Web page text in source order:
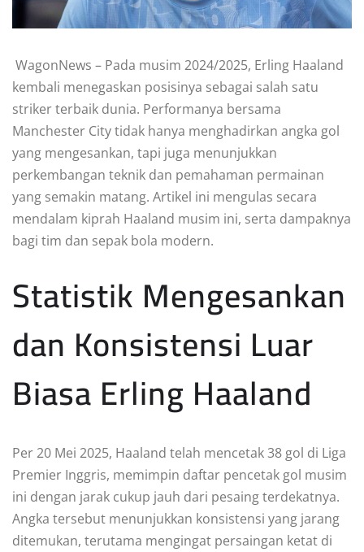
WagonNews – Pada musim 2024/2025, Erling Haaland
kembali menegaskan posisinya sebagai salah satu
striker terbaik dunia. Performanya bersama
Manchester City tidak hanya menghadirkan angka gol
yang mengesankan, tapi juga menunjukkan
perkembangan teknik dan pemahaman permainan
yang semakin matang. Artikel ini mengulas secara
mendalam kiprah Haaland musim ini, serta dampaknya
bagi tim dan sepak bola modern.
Statistik Mengesankan
dan Konsistensi Luar
Biasa Erling Haaland
Per 20 Mei 2025, Haaland telah mencetak 38 gol di Liga
Premier Inggris, memimpin daftar pencetak gol musim
ini dengan jarak cukup jauh dari pesaing terdekatnya.
Angka tersebut menunjukkan konsistensi yang jarang
ditemukan, terutama mengingat persaingan ketat di